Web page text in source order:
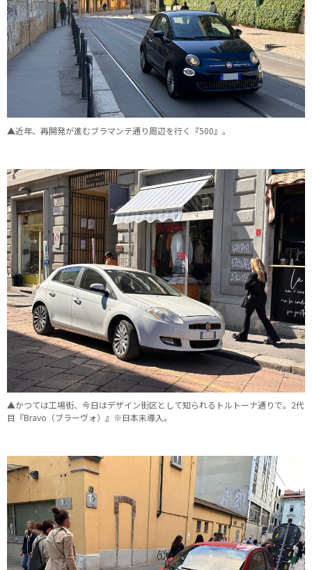
▲近年、再開発が進むブラマンテ通り周辺を行く『500』。
▲かつては工場街、今日はデザイン街区として知られるトルトーナ通りで。2代
目『Bravo（ブラーヴォ）』※日本未導入。